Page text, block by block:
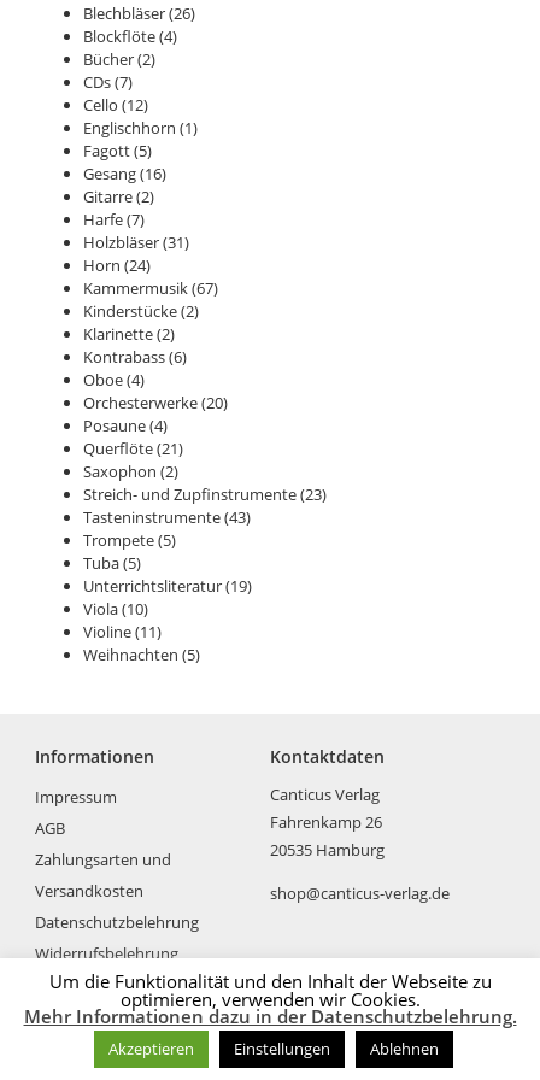
Blechbläser(26)
Blockflöte(4)
Bücher(2)
CDs(7)
Cello (12)
Englischhorn (1)
Fagott(5)
Gesang(16)
Gitarre(2)
Harfe(7)
Holzbläser(31)
Horn (24)
Kammermusik(67)
Kinderstücke(2)
Klarinette(2)
Kontrabass(6)
Oboe(4)
Orchesterwerke(20)
Posaune(4)
Querflöte(21)
Saxophon (2)
Streich- und Zupfinstrumente(23)
Tasteninstrumente(43)
Trompete(5)
Tuba(5)
Unterrichtsliteratur(19)
Viola(10)
Violine(11)
Weihnachten (5)
Informationen
Impressum
AGB
Zahlungsarten und
Versandkosten
Datenschutzbelehrung
Widerrufsbelehrung
Kontaktdaten
Canticus Verlag
Fahrenkamp 26
20535 Hamburg
shop@canticus-verlag.de
Um die Funktionalität und den Inhalt der Webseite zu
optimieren, verwenden wir Cookies.
Mehr Informationen dazu in der Datenschutzbelehrung.
Akzeptieren Einstellungen Ablehnen